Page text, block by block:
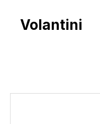
Volantini